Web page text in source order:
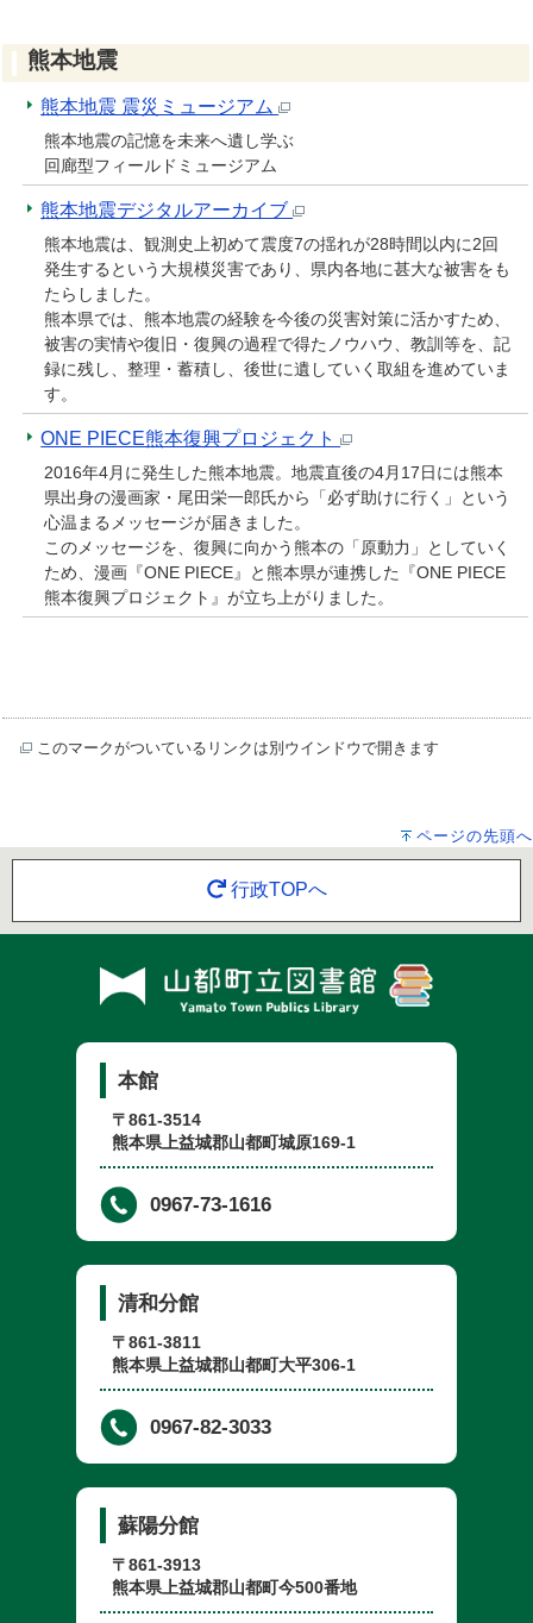
熊本地震
熊本地震 震災ミュージアム
熊本地震の記憶を未来へ遺し学ぶ
回廊型フィールドミュージアム
熊本地震デジタルアーカイブ
熊本地震は、観測史上初めて震度7の揺れが28時間以内に2回
発生するという大規模災害であり、県内各地に甚大な被害をも
たらしました。
熊本県では、熊本地震の経験を今後の災害対策に活かすため、
被害の実情や復旧・復興の過程で得たノウハウ、教訓等を、記
録に残し、整理・蓄積し、後世に遺していく取組を進めていま
す。
ONE PIECE熊本復興プロジェクト
2016年4月に発生した熊本地震。地震直後の4月17日には熊本
県出身の漫画家・尾田栄一郎氏から「必ず助けに行く」という
心温まるメッセージが届きました。
このメッセージを、復興に向かう熊本の「原動力」としていく
ため、漫画『ONE PIECE』と熊本県が連携した『ONE PIECE
熊本復興プロジェクト』が立ち上がりました。
このマークがついているリンクは別ウインドウで開きます
ページの先頭へ
行政TOPへ
本館
〒861-3514
熊本県上益城郡山都町城原169-1
0967-73-1616
清和分館
〒861-3811
熊本県上益城郡山都町大平306-1
0967-82-3033
蘇陽分館
〒861-3913
熊本県上益城郡山都町今500番地